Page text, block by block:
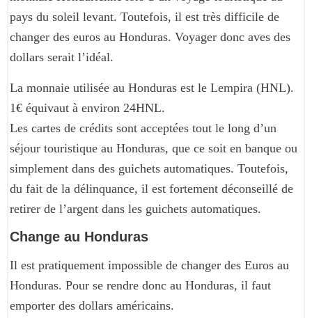
pays du soleil levant. Toutefois, il est très difficile de
changer des euros au Honduras. Voyager donc aves des
dollars serait l’idéal.
La monnaie utilisée au Honduras est le Lempira (HNL).
1€ équivaut à environ 24HNL.
Les cartes de crédits sont acceptées tout le long d’un
séjour touristique au Honduras, que ce soit en banque ou
simplement dans des guichets automatiques. Toutefois,
du fait de la délinquance, il est fortement déconseillé de
retirer de l’argent dans les guichets automatiques.
Change au Honduras
Il est pratiquement impossible de changer des Euros au
Honduras. Pour se rendre donc au Honduras, il faut
emporter des dollars américains.